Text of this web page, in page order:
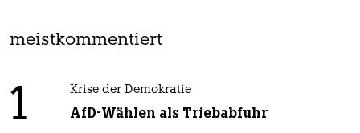
meistkommentiert
1 Krise der Demokratie
AfD-Wählen als Triebabfuhr